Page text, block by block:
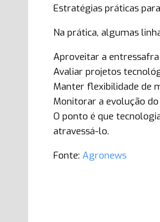
Estratégias práticas
Na prática, algumas
Aproveitar a
Avaliar projetos
Manter flexibilidade de
Monitorar a evolução
O ponto é que
atravessá-lo.
Fonte: Agronews